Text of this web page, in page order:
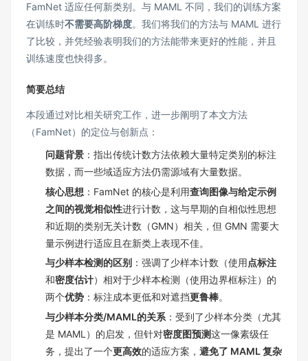
FamNet 适应任何新类别。与 MAML 不同，我们的训练方案
在训练时不需要高阶梯度。我们将我们的方法与 MAML 进行
了比较，并凭经验表明我们的方法能带来更好的性能，并且
训练速度也快得多。
简要总结
本段通过对比相关研究工作，进一步阐明了本文方法
（FamNet）的定位与创新点：
问题背景 ：指出传统计数方法依赖大量特定类别的标注
数据，而一些域适应方法仍需源域有大量数据。
核心思想 ：FamNet 的核心是利用查询图像与给定示例
之间的视觉相似性进行计数，这与早期的自相似性思想
和近期的类别无关计数（GMN）相关，但 GMN 需要大
量示例进行适应且在新类上表现不佳。
与少样本检测的区别 ：强调了少样本计数（使用点标注
和密度估计）相对于少样本检测（使用边界框标注）的
两个优势 ：标注成本更低和对遮挡更鲁棒。
与少样本分类/MAML的关系 ：受到了少样本分类（尤其
是 MAML）的启发，但针对密度图预测这一像素级任
务，提出了一个更高效的适应方案， 避免了 MAML 复杂